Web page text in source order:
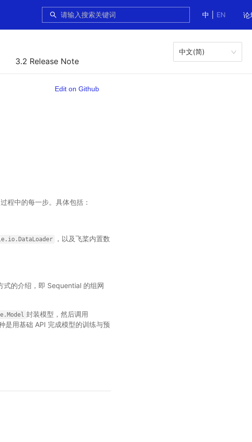
中
EN 论
3.2 Release Note
中文(简)
Edit on Github
程中的每一步。具体包括：
，以及飞桨内置数
式的介绍，即 Sequential 的组网
封装模型，然后调用
是用基础 API 完成模型的训练与预